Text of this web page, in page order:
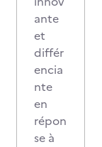
ante
et
différ
encia
nte
en
répon
se à